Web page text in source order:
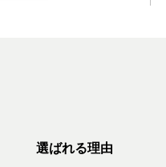
選ばれる理由